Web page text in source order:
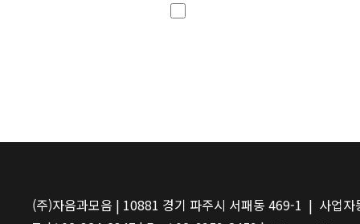
(주)자음과모음 | 10881 경기 파주시 서패동 469-1 | 사업